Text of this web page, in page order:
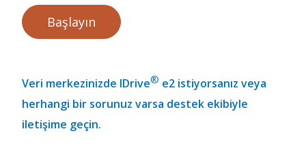
Başlayın
Veri merkezinizde IDrive® e2 istiyorsanız veya
herhangi bir sorunuz varsa destek ekibiyle
iletişime geçin.